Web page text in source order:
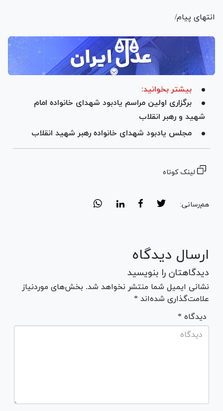
انتهای پیام/
بیشتر بخوانید:
برگزاری اولین مراسم یادبود شهدای خانواده امام
شهید و رهبر انقلاب
مجلس یادبود شهدای خانواده رهبر شهید انقلاب
لینک کوتاه
هم‌رسانی:
ارسال دیدگاه
دیدگاهتان را بنویسید
نشانی ایمیل شما منتشر نخواهد شد. بخش‌های موردنیاز
علامت‌گذاری شده‌اند *
* دیدگاه